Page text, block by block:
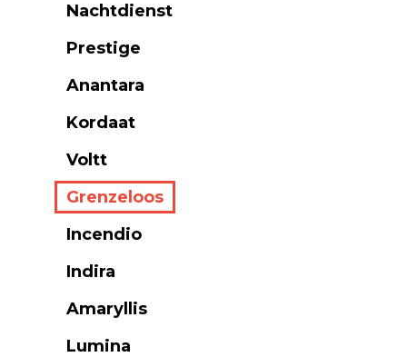
Nachtdienst
Prestige
Anantara
Kordaat
Voltt
Grenzeloos
Incendio
Indira
Amaryllis
Lumina